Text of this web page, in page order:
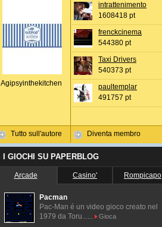
Agipsyinthekitchen
Tutto sull'autore
intrattenimento
1608418 pt
frenckcinema
544380 pt
Taxi Drivers
540373 pt
paultemplar
491757 pt
Diventa membro
I GIOCHI SU PAPERBLOG
Arcade Casino' Rompicapo
Pacman
Pac-Man é un video gioco creato nel
1979 da Toru......
Gioca